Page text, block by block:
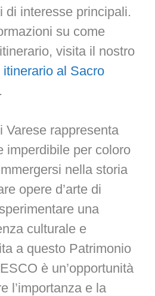
di interesse principali.
su come
visita il nostro
itinerario al Sacro
.
Varese rappresenta
imperdibile per coloro
nella storia
opere d’arte di
una
culturale e
a questo Patrimonio
è un’opportunità
l’importanza e la